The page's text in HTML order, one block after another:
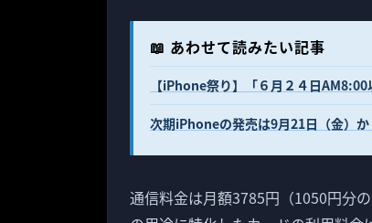
📖 あわせて読みたい記事
【iPhone祭り】「６月２４日
次期iPhoneの発売は9月21日（金）か
通信料金は月額3785円（1050円分